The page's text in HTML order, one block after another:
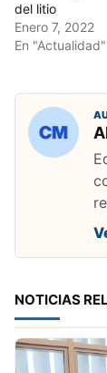
del litio
Enero 7, 2022
En "Actualidad"
NOTICIAS